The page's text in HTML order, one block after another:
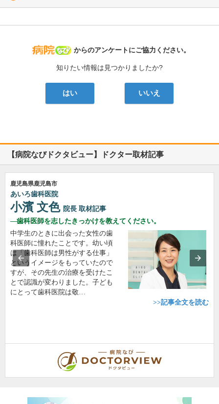
病院なび
からのアンケートにご協力ください。
知りたい情報は見つかりましたか?
はい いいえ
【病院なびドクタビュー】ドクター取材記事
鹿児島県鹿児島市
あいろ歯科医院
小濱 文色 院長 取材記事
歯科医師を志したきっかけを教えてください。
中学生のときに出会った女性の歯
科医師に憧れたことです。幼い頃
は「歯科医師は男性がする仕事」
というイメージをもっていたので
すが、その先生の治療を受けたこ
とで認識が変わりました。子ども
にとって歯科医院は敬…
>>記事全文を読む